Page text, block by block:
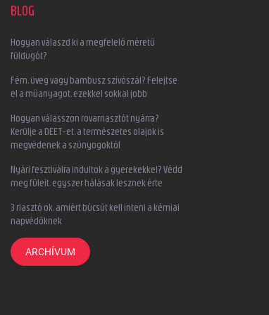
BLOG
Hogyan válaszd ki a megfelelő méretű
füldugót?
Fém, üveg vagy bambusz szívószál? Felejtse
el a műanyagot, ezekkel sokkal jobb
Hogyan válasszon rovarriasztót nyárra?
Kerülje a DEET-et, a természetes olajok is
megvédenek a szúnyogoktól
Nyári fesztiválra indultok a gyerekekkel? Védd
meg füleit, egyszer hálásak lesznek érte
3 riasztó ok, amiért búcsút kell inteni a kémiai
napvédőknek
ARCHÍVUM